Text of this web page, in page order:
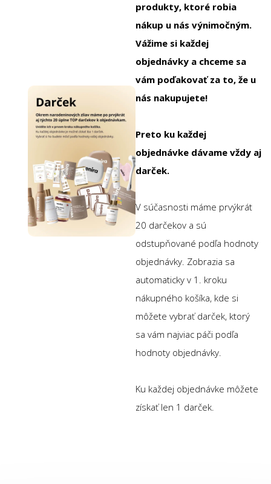
produkty, ktoré robia
nákup u nás výnimočným.
Vážime si každej
objednávky a chceme sa
vám poďakovať za to, že u
nás nakupujete!
Preto ku každej
objednávke dávame vždy aj
darček.
V súčasnosti máme prvýkrát
20 darčekov a sú
odstupňované podľa hodnoty
objednávky. Zobrazia sa
automaticky v 1. kroku
nákupného košíka, kde si
môžete vybrať darček, ktorý
sa vám najviac páči podľa
hodnoty objednávky.
Ku každej objednávke môžete
získať len 1 darček.